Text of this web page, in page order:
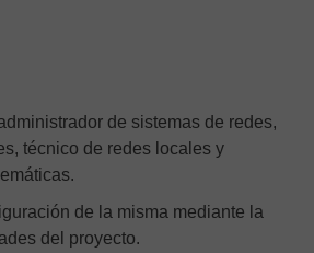
de sistemas de redes,
técnico de redes locales y
de la misma mediante la
del proyecto.